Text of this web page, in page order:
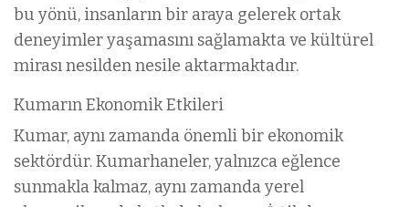
bu yönü, insanların bir araya gelerek ortak
deneyimler yaşamasını sağlamakta ve kültürel
mirası nesilden nesile aktarmaktadır.
Kumarın Ekonomik Etkileri
Kumar, aynı zamanda önemli bir ekonomik
sektördür. Kumarhaneler, yalnızca eğlence
sunmakla kalmaz, aynı zamanda yerel